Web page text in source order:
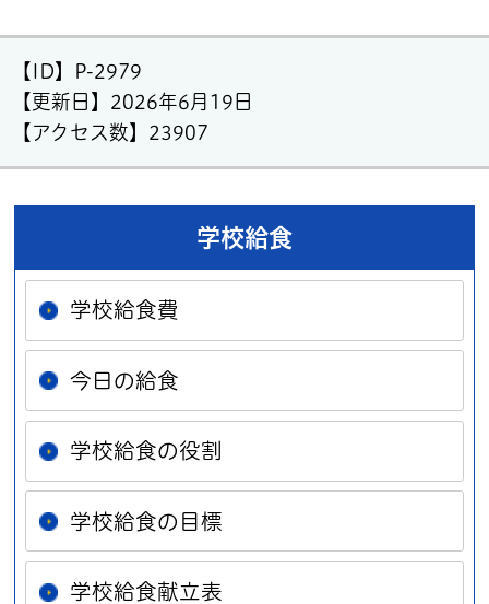
【ID】
P-2979
【更新日】 2026年6月19日
【アクセス数】 23907
学校給食
学校給食費
今日の給食
学校給食の役割
学校給食の目標
学校給食献立表